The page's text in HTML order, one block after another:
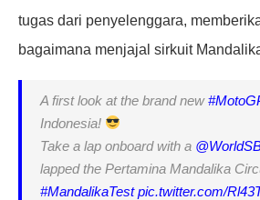
tugas dari penyelenggara,
bagaimana menjajal sirkuit
A first look at the brand new
Indonesia!
Take a lap onboard with a
lapped the Pertamina Mandalika
#MandalikaTest pic.twitter.com/